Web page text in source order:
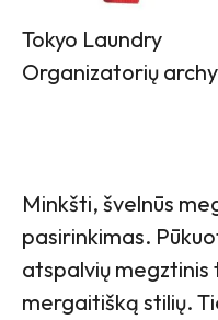
Tokyo Laundry
Organizatorių
Minkšti, švelnūs
pasirinkimas.
atspalvių megztinis
mergaitišką stilių.